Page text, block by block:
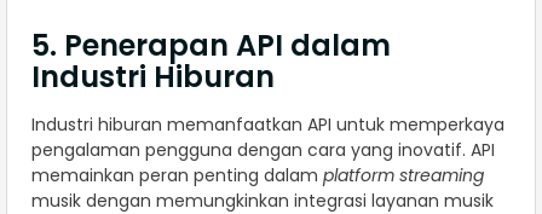
5. Penerapan API dalam
Industri Hiburan
Industri hiburan memanfaatkan API untuk memperkaya
pengalaman pengguna dengan cara yang inovatif. API
memainkan peran penting dalam platform streaming
musik dengan memungkinkan integrasi layanan musik